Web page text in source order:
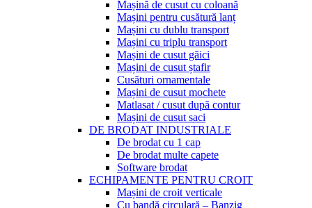
Mașină de cusut cu coloană
Mașini pentru cusătură lanț
Mașini cu dublu transport
Mașini cu triplu transport
Mașini de cusut găici
Mașini de cusut ștafir
Cusături ornamentale
Mașini de cusut mochete
Matlasat / cusut după contur
Mașini de cusut saci
DE BRODAT INDUSTRIALE
De brodat cu 1 cap
De brodat multe capete
Software brodat
ECHIPAMENTE PENTRU CROIT
Mașini de croit verticale
Cu bandă circulară – Banzig